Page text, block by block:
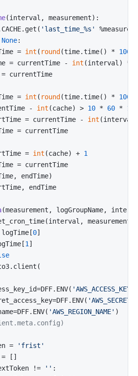
(interval, measurement):
'last_time_%s'
None:
=
int ( round (time.time() * 1000
= currentTime -
int (interval) *
currentTime
=
int ( round (time.time() * 1000
- int (cache) > 10 * 60 *
= currentTime -
int
= currentTime
=
int (cache) + 1
= currentTime
endTime)
endTime
(measurement, logGroupName,
measurement)
0]
1 ]
'AWS_ACCESS_KEY'
'AWS_REGION_NAME' )
=
'frist'
[]
!= '' :